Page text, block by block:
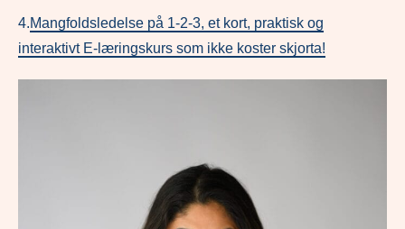
4.Mangfoldsledelse på 1-2-3, et kort, praktisk og
interaktivt E-læringskurs som ikke koster skjorta!